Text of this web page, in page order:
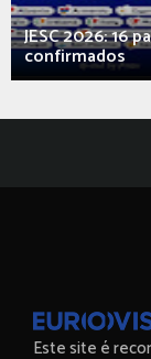
JESC 2026: 16
confirmados
Este site é